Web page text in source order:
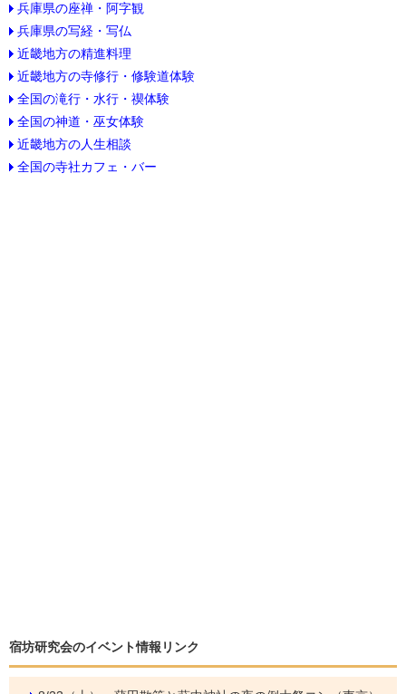
兵庫県の座禅・阿字観
兵庫県の写経・写仏
近畿地方の精進料理
近畿地方の寺修行・修験道体験
全国の滝行・水行・禊体験
全国の神道・巫女体験
近畿地方の人生相談
全国の寺社カフェ・バー
宿坊研究会のイベント情報リンク